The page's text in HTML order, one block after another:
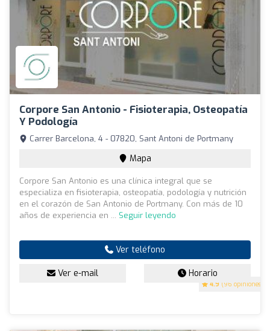
Corpore San Antonio - Fisioterapia, Osteopatía
Y Podología
4.9 (96 opiniones)
Carrer Barcelona, 4 - 07820, Sant Antoni de Portmany
Mapa
Corpore San Antonio es una clínica integral que se
especializa en fisioterapia, osteopatía, podología y nutrición
en el corazón de San Antonio de Portmany. Con más de 10
años de experiencia en ... Seguir leyendo
Ver teléfono
Ver e-mail Horario